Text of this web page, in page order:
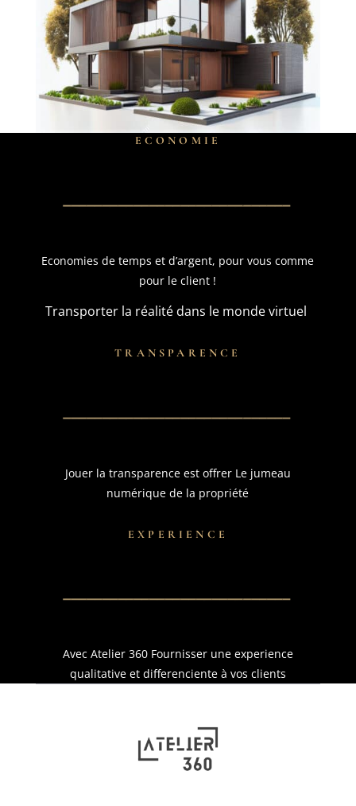
ECONOMIE
Economies de temps et d’argent, pour vous comme
pour le client !
Transporter la réalité dans le monde virtuel
TRANSPARENCE
Jouer la transparence est offrer Le jumeau
numérique de la propriété
EXPERIENCE
Avec Atelier 360 Fournisser une experience
qualitative et differenciente à vos clients